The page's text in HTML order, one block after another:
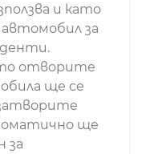
и като
за
отворите
ще се
ще
за